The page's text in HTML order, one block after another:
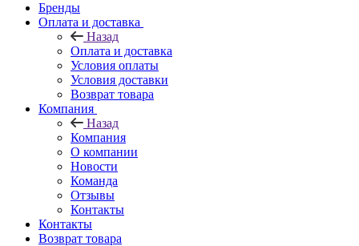
Бренды
Оплата и доставка
Назад
Оплата и доставка
Условия оплаты
Условия доставки
Возврат товара
Компания
Назад
Компания
О компании
Новости
Команда
Отзывы
Контакты
Контакты
Возврат товара